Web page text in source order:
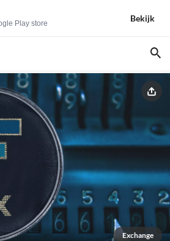
Play store
Bekijk
Exchange